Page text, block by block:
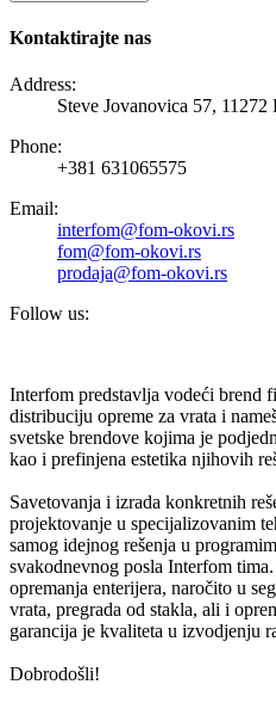
Kontaktirajte nas
Address:
Steve Jovanovica 57,
Phone:
+381 631065575
Email:
interfom@fom-okovi.rs
fom@fom-okovi.rs
prodaja@fom-okovi.rs
Follow us:
Interfom predstavlja vodeći brend
distribuciju opreme za vrata i
svetske brendove kojima je
kao i prefinjena estetika njihovih
Savetovanja i izrada konkretnih
projektovanje u specijalizovanim
samog idejnog rešenja u
svakodnevnog posla Interfom
opremanja enterijera, naročito u
vrata, pregrada od stakla, ali i
garancija je kvaliteta u izvodjenju
Dobrodošli!